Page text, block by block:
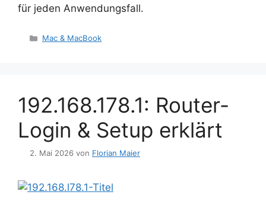
für jeden Anwendungsfall.
Kategorien
Mac & MacBook
192.168.178.1: Router-
Login & Setup erklärt
2. Mai 2026 von Florian Maier